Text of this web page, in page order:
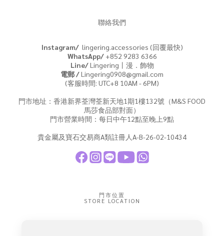
聯絡我們
Instagram/ lingering.accessories (回覆最快)
WhatsApp/+852 9283 6366
Line/Lingering丨漫．飾物
電郵 /Lingering0908@gmail.com
(客服時間: UTC+8 10AM - 6PM)
門市地址：香港新界荃灣荃新天地1期1樓132號（M&S FOOD
馬莎食品部對面）
門市營業時間：每日中午12點至晚上9點
貴金屬及寶石交易商A類註冊人A-B-26-02-10434
門市位置
STORE LOCATION